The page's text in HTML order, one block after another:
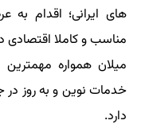
های ایرانی؛ اقدام
مناسب و کاملا اقتصادی
میلان همواره
خدمات نوین و به روز در
دارد.